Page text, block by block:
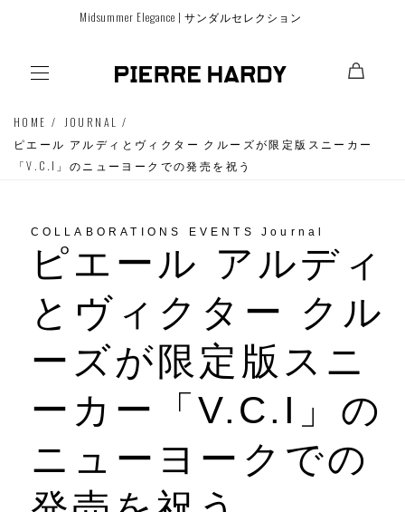
Midsummer Elegance | サンダルセレクション
HOME
JOURNAL
ピエール アルディとヴィクター クルーズが限定版スニーカー
「V.C.I」のニューヨークでの発売を祝う
COLLABORATIONS EVENTS Journal
ピエール アルディ
とヴィクター クル
ーズが限定版スニ
ーカー「V.C.I」の
ニューヨークでの